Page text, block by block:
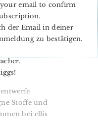
designer,
Stoffe und
bei ellis
your email to confirm
der Email in deiner
zu bestätigen.